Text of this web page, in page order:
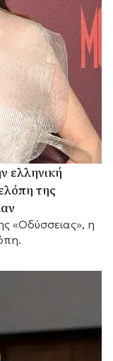
ελληνική
της
«Οδύσσειας», η